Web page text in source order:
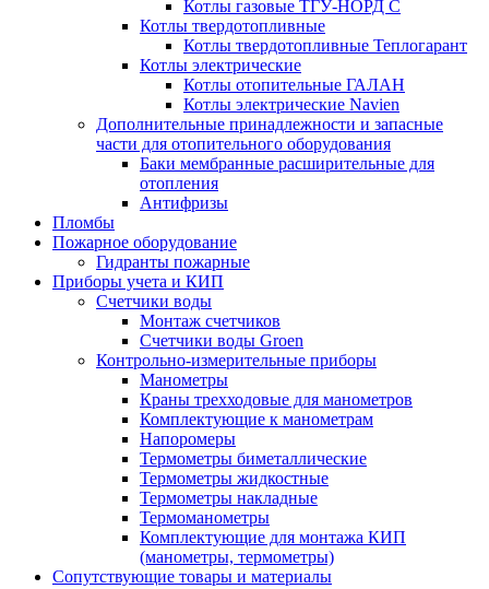
Котлы газовые ТГУ-НОРД С
Котлы твердотопливные
Котлы твердотопливные Теплогарант
Котлы электрические
Котлы отопительные ГАЛАН
Котлы электрические Navien
Дополнительные принадлежности и запасные
части для отопительного оборудования
Баки мембранные расширительные для
отопления
Антифризы
Пломбы
Пожарное оборудование
Гидранты пожарные
Приборы учета и КИП
Счетчики воды
Монтаж счетчиков
Счетчики воды Groen
Контрольно-измерительные приборы
Манометры
Краны трехходовые для манометров
Комплектующие к манометрам
Напоромеры
Термометры биметаллические
Термометры жидкостные
Термометры накладные
Термоманометры
Комплектующие для монтажа КИП
(манометры, термометры)
Сопутствующие товары и материалы